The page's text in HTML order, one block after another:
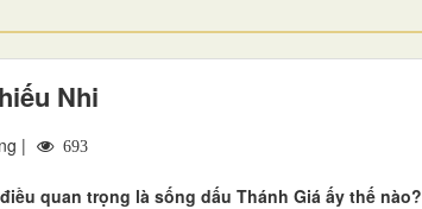
Nhi
| 693
quan trọng là sống dấu Thánh Giá ấy thế nào?